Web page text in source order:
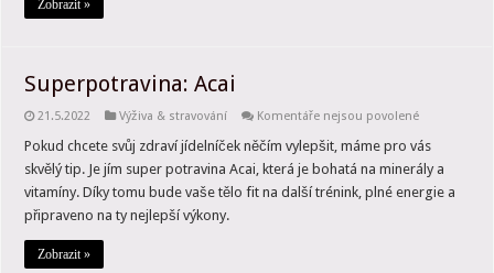
Zobrazit »
Superpotravina: Acai
21.5.2022 Výživa & stravování Komentáře nejsou povolenéu
s
Acai
Pokud chcete svůj zdraví jídelníček něčím vylepšit, máme pro vás
skvělý tip. Je jím super potravina Acai, která je bohatá na minerály a
vitamíny. Díky tomu bude vaše tělo fit na další trénink, plné energie a
připraveno na ty nejlepší výkony.
Zobrazit »